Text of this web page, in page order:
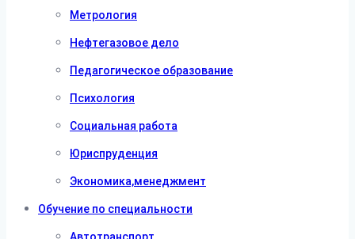
Метрология
Нефтегазовое дело
Педагогическое образование
Психология
Социальная работа
Юриспруденция
Экономика,менеджмент
Обучение по специальности